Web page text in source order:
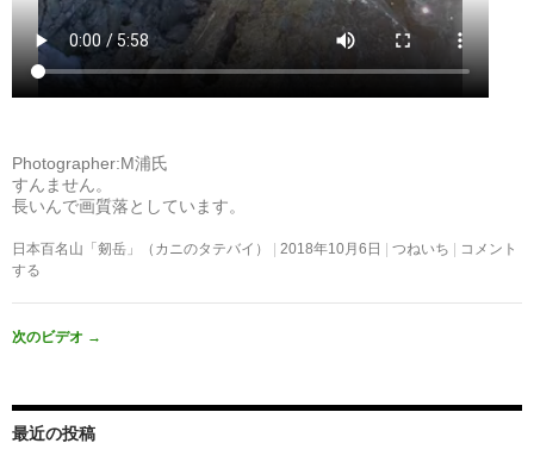
Photographer:M浦氏
すんません。
長いんで画質落としています。
日本百名山「剱岳」（カニのタテバイ） 2018年10月6日 つねいち
コメント
する
次のビデオ →
最近の投稿